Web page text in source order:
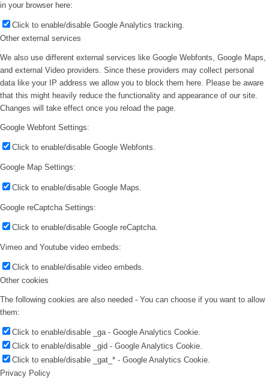
in your browser here:
Click to enable/disable Google Analytics tracking.
Other external services
We also use different external services like Google Webfonts, Google Maps,
and external Video providers. Since these providers may collect personal
data like your IP address we allow you to block them here. Please be aware
that this might heavily reduce the functionality and appearance of our site.
Changes will take effect once you reload the page.
Google Webfont Settings:
Click to enable/disable Google Webfonts.
Google Map Settings:
Click to enable/disable Google Maps.
Google reCaptcha Settings:
Click to enable/disable Google reCaptcha.
Vimeo and Youtube video embeds:
Click to enable/disable video embeds.
Other cookies
The following cookies are also needed - You can choose if you want to allow
them:
Click to enable/disable _ga - Google Analytics Cookie.
Click to enable/disable _gid - Google Analytics Cookie.
Click to enable/disable _gat_* - Google Analytics Cookie.
Privacy Policy